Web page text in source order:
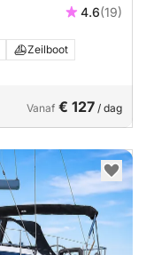
4.6(19)
Zeilboot
Vanaf € 127 / dag